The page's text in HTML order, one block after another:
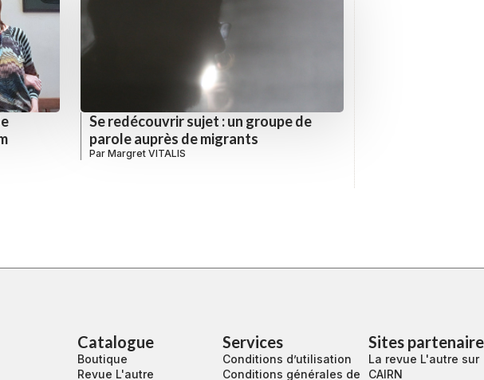
Se redécouvrir sujet : un groupe de
parole auprès de migrants
Par Margret VITALIS
Catalogue
Boutique
Revue L'autre
Services
Conditions d’utilisation
Conditions générales de
Sites
La revue L'autre sur
CAIRN